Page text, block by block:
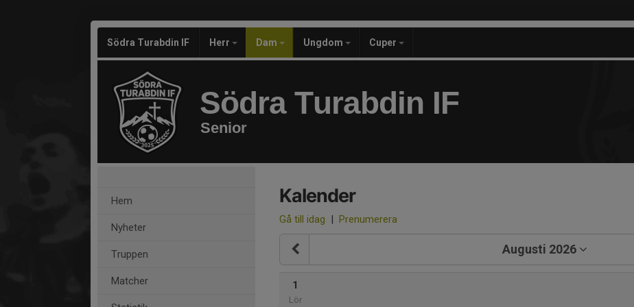
Södra Turabdin IF Herr Dam Ungdom Cuper
Södra Turabdin IF
Senior
Hem
Nyheter
Truppen
Matcher
Kalender
Gå till idag | Prenumerera
Augusti 2026
1
Lör